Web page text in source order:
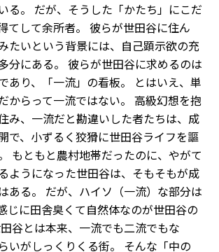
る。 だが、そうした「かたち」にこだ
てして余所者。 彼らが世田谷に住ん
たいという背景には、自己顕示欲の充
分にある。 彼らが世田谷に求めるのは
あり、「一流」の看板。 とはいえ、単
からって一流ではない。 高級幻想を抱
み、一流だと勘違いした者たちは、成
で、小ずるく狡猾に世田谷ライフを謳
もともと農村地帯だったのに、やがて
ようになった世田谷は、そもそもが成
ある。 だが、ハイソ（一流）な部分は
じに田舎臭くて自然体なのが世田谷の
谷とは本来、一流でも二流でもな
いがしっくりくる街。 そんな「中の